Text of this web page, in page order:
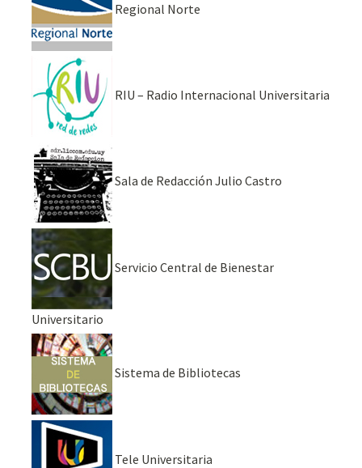
Regional Norte
RIU – Radio Internacional Universitaria
Sala de Redacción Julio Castro
Servicio Central de Bienestar
Universitario
Sistema de Bibliotecas
Tele Universitaria